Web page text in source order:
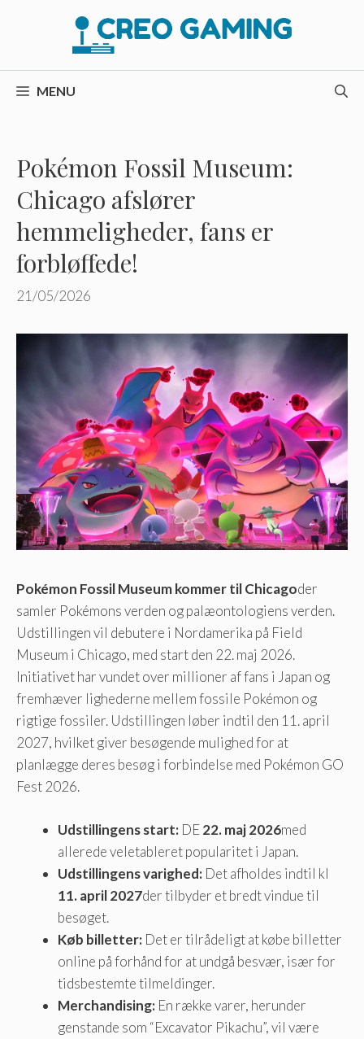
MENU
Pokémon Fossil Museum:
Chicago afslører
hemmeligheder, fans er
forbløffede!
21/05/2026
Pokémon Fossil Museum kommer til Chicagoder
samler Pokémons verden og palæontologiens verden.
Udstillingen vil debutere i Nordamerika på Field
Museum i Chicago, med start den 22. maj 2026.
Initiativet har vundet over millioner af fans i Japan og
fremhæver lighederne mellem fossile Pokémon og
rigtige fossiler. Udstillingen løber indtil den 11. april
2027, hvilket giver besøgende mulighed for at
planlægge deres besøg i forbindelse med Pokémon GO
Fest 2026.
Udstillingens start: DE22. maj 2026med
allerede veletableret popularitet i Japan.
Udstillingens varighed: Det afholdes indtil kl
11. april 2027der tilbyder et bredt vindue til
besøget.
Køb billetter: Det er tilrådeligt at købe billetter
online på forhånd for at undgå besvær, især for
tidsbestemte tilmeldinger.
Merchandising: En række varer, herunder
genstande som “Excavator Pikachu”, vil være